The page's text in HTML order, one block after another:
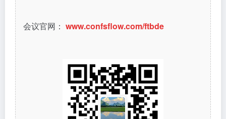
会议官网： www.confsflow.com/ftbde